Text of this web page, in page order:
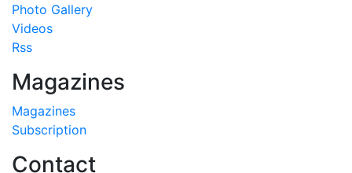
Photo Gallery
Videos
Rss
Magazines
Magazines
Subscription
Contact